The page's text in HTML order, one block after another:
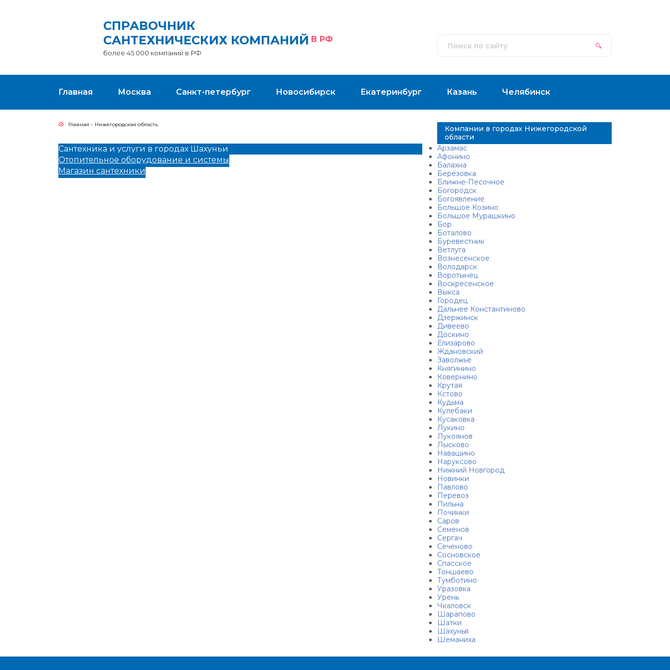
СПРАВОЧНИК
САНТЕХНИЧЕСКИХ КОМПАНИЙ В РФ
более 45 000 компаний в РФ
Главная Москва Санкт-петербург Новосибирск Екатеринбург Казань Челябинск
Главная » Нижегородская область
Сантехника и услуги в городах Шахуньи
Отопительное оборудование и системы
Магазин сантехники
Компании в городах Нижегородской
области
Арзамас
Афонино
Балахна
Берёзовка
Ближне-Песочное
Богородск
Богоявление
Большое Козино
Большое Мурашкино
Бор
Боталово
Буревестник
Ветлуга
Вознесенское
Володарск
Воротынец
Воскресенское
Выкса
Городец
Дальнее Константиново
Дзержинск
Дивеево
Доскино
Елизарово
Ждановский
Заволжье
Княгинино
Ковернино
Крутая
Кстово
Кудьма
Кулебаки
Кусаковка
Лукино
Лукоянов
Лысково
Навашино
Наруксово
Нижний Новгород
Новинки
Павлово
Перевоз
Пильна
Починки
Саров
Семенов
Сергач
Сеченово
Сосновское
Спасское
Тоншаево
Тумботино
Уразовка
Урень
Чкаловск
Шарапово
Шатки
Шахунья
Шеманиха